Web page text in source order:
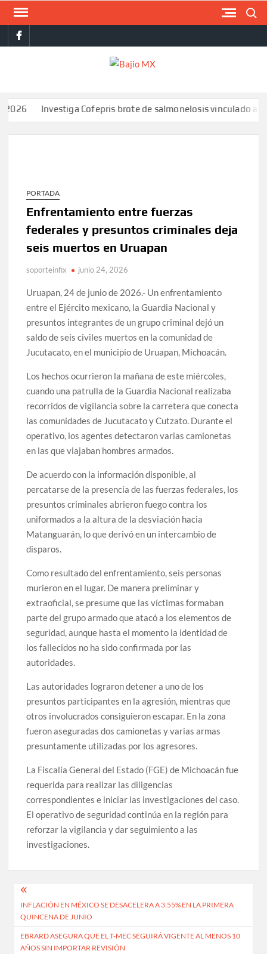
Saltar
contenidofacebook
Investiga Cofepris brote de salmonelosis vinculado a chiles
PORTADA
Enfrentamiento entre fuerzas
federales y presuntos criminales deja
seis muertos en Uruapan
soporteinfix junio 24, 2026
Uruapan, 24 de junio de 2026.- Un enfrentamiento
entre el Ejército mexicano, la Guardia Nacional y
presuntos integrantes de un grupo criminal dejó un
saldo de seis civiles muertos en la comunidad de
Jucutacato, en el municipio de Uruapan, Michoacán.
Los hechos ocurrieron la mañana de este miércoles,
cuando una patrulla de la Guardia Nacional realizaba
recorridos de vigilancia sobre la carretera que conecta
las comunidades de Jucutacato y Cutzato. Durante el
operativo, los agentes detectaron varias camionetas
en las que viajaban hombres armados.
De acuerdo con la información disponible, al
percatarse de la presencia de las fuerzas federales, los
presuntos criminales abrieron fuego contra los
uniformados a la altura de la desviación hacia
Matanguarán, lo que derivó en un intercambio de
disparos.
Como resultado del enfrentamiento, seis personas
murieron en el lugar. De manera preliminar y
extraoficial, se presume que las víctimas formaban
parte del grupo armado que atacó a los elementos de
seguridad, aunque hasta el momento la identidad de
los fallecidos no ha sido confirmada por las
autoridades.
Las autoridades lograron detener a uno de los
presuntos participantes en la agresión, mientras que
otros involucrados consiguieron escapar. En la zona
fueron aseguradas dos camionetas y varias armas
presuntamente utilizadas por los agresores.
La Fiscalía General del Estado (FGE) de Michoacán fue
requerida para realizar las diligencias
correspondientes e iniciar las investigaciones del caso.
El operativo de seguridad continúa en la región para
reforzar la vigilancia y dar seguimiento a las
investigaciones.
Navegación
de
entradas
INFLACIÓN EN MÉXICO SE DESACELERA A 3.55% EN LA PRIMERA
QUINCENA DE JUNIO
EBRARD ASEGURA QUE EL T-MEC SEGUIRÁ VIGENTE AL MENOS 10
AÑOS SIN IMPORTAR REVISIÓN